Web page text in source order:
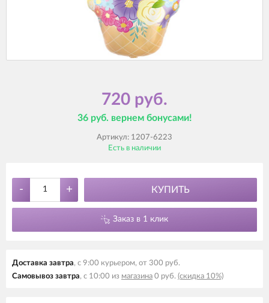
720 руб.
36 руб. вернем бонусами!
Артикул: 1207-6223
Есть в наличии
- + КУПИТЬ
Заказ в 1 клик
Доставка завтра, с 9:00 курьером, от 300 руб.
Самовывоз завтра, с 10:00 из магазина 0 руб. (скидка 10%)